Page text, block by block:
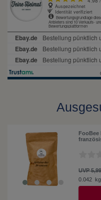
FooBee
UVP
0.042 kg